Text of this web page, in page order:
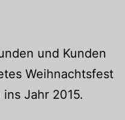
und Kunden
Weihnachtsfest
Jahr 2015.